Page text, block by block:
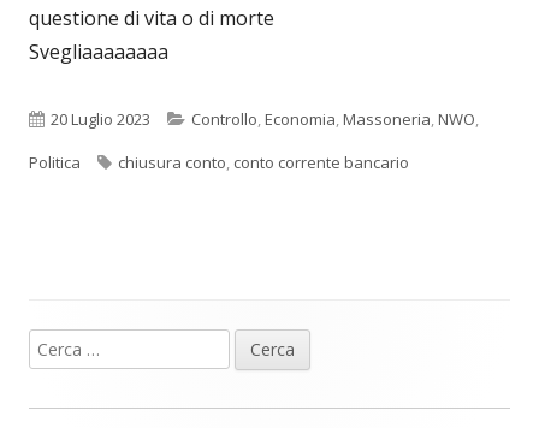
questione di vita o di morte
Svegliaaaaaaaa
Pubblicato
20 Luglio 2023 Categorie
Controllo,Economia,Massoneria,NWO,
Politica
Tag
chiusura conto, conto corrente bancario
Barra
laterale
Ricerca
per: